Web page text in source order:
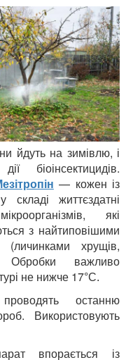
йдуть на зимівлю, і
біоінсектицидів.
— кожен із
життєздатні
які
з найтиповішими
(личинками хрущів,
Обробки важливо
не нижче 17°С.
останню
Використовують
впорається із